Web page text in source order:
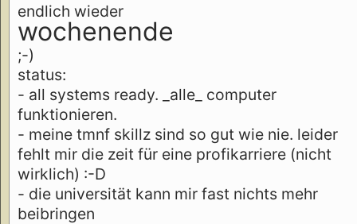
endlich wieder
wochenende
;-)
status:
- all systems ready. _alle_ computer
funktionieren.
- meine tmnf skillz sind so gut wie nie. leider
fehlt mir die zeit für eine profikarriere (nicht
wirklich) :-D
- die universität kann mir fast nichts mehr
beibringen